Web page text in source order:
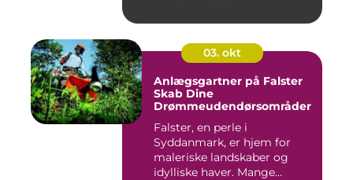
03. okt
Anlægsgartner på Falster
Skab Dine
Drømmeudendørsområder
Falster, en perle i
Syddanmark, er hjem for
maleriske landskaber og
idylliske haver. Mange